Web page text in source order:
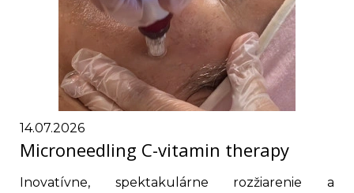
14.07.2026
Microneedling C-vitamin therapy
Inovatívne, spektakulárne rozžiarenie a